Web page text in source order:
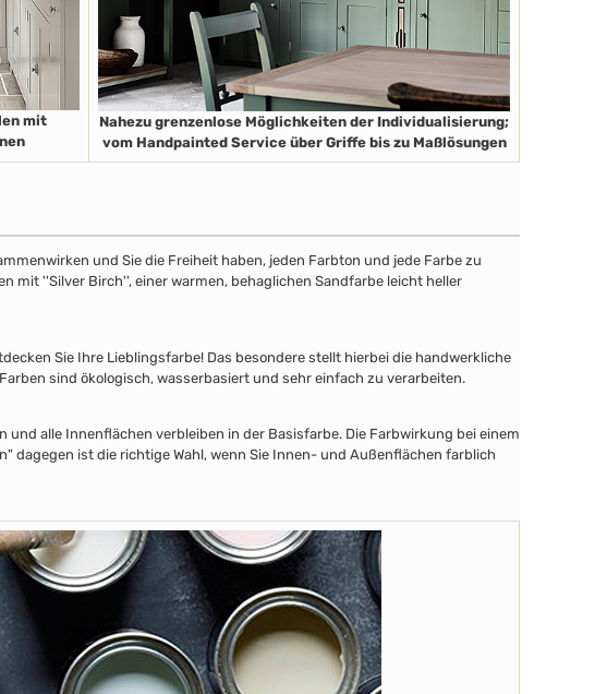
mit
Nahezu grenzenlose Möglichkeiten der Individualisierung;
vom Handpainted Service über Griffe bis zu Maßlösungen
und Sie die Freiheit haben, jeden Farbton und jede Farbe zu
mit ''Silver Birch'', einer warmen, behaglichen Sandfarbe leicht heller
Sie Ihre Lieblingsfarbe! Das besondere stellt hierbei die handwerkliche
sind ökologisch, wasserbasiert und sehr einfach zu verarbeiten.
alle Innenflächen verbleiben in der Basisfarbe. Die Farbwirkung bei einem
dagegen ist die richtige Wahl, wenn Sie Innen- und Außenflächen farblich